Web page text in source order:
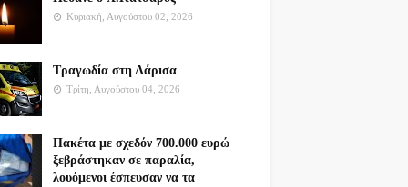
Κυριακή, Αυγούστου 02, 2026
Τραγωδία στη Λάρισα
Τρίτη, Αυγούστου 04, 2026
Πακέτα με σχεδόν 700.000 ευρώ
ξεβράστηκαν σε παραλία,
λουόμενοι έσπευσαν να τα